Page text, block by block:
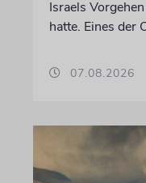
Israels
hatte. Eines der
07.08.2026